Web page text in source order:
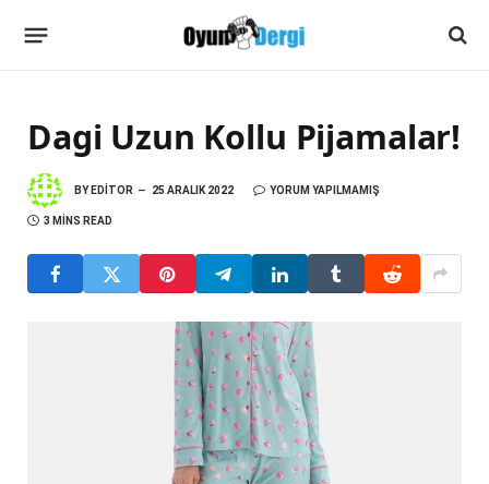
Dagi Uzun Kollu Pijamalar!
BY EDITOR 25 ARALIK 2022 YORUM YAPILMAMIŞ
3 MINS READ